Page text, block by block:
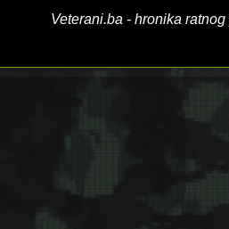
Veterani.ba - hronika